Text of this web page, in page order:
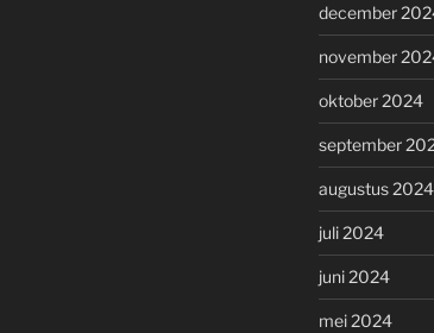
december
november
oktober 2024
september
augustus 2024
juli 2024
juni 2024
mei 2024